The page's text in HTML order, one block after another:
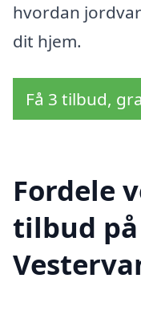
hvordan
dit hjem.
Få 3 tilbud,
Fordele
tilbud